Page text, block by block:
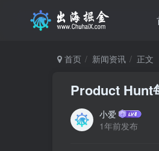
首页 新闻资讯 正文
Product Hunt
小爱
1年前发布